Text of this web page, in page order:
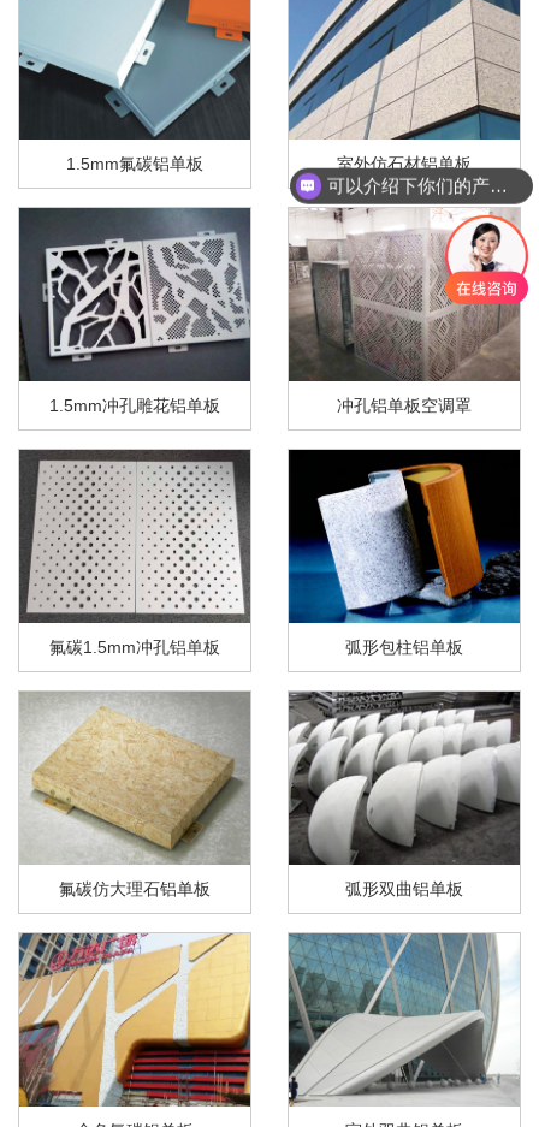
1.5mm氟碳铝单板 室外仿石材铝单板
1.5mm冲孔雕花铝单板 冲孔铝单板空调罩
氟碳1.5mm冲孔铝单板 弧形包柱铝单板
氟碳仿大理石铝单板 弧形双曲铝单板
可以介绍下你们的产品么